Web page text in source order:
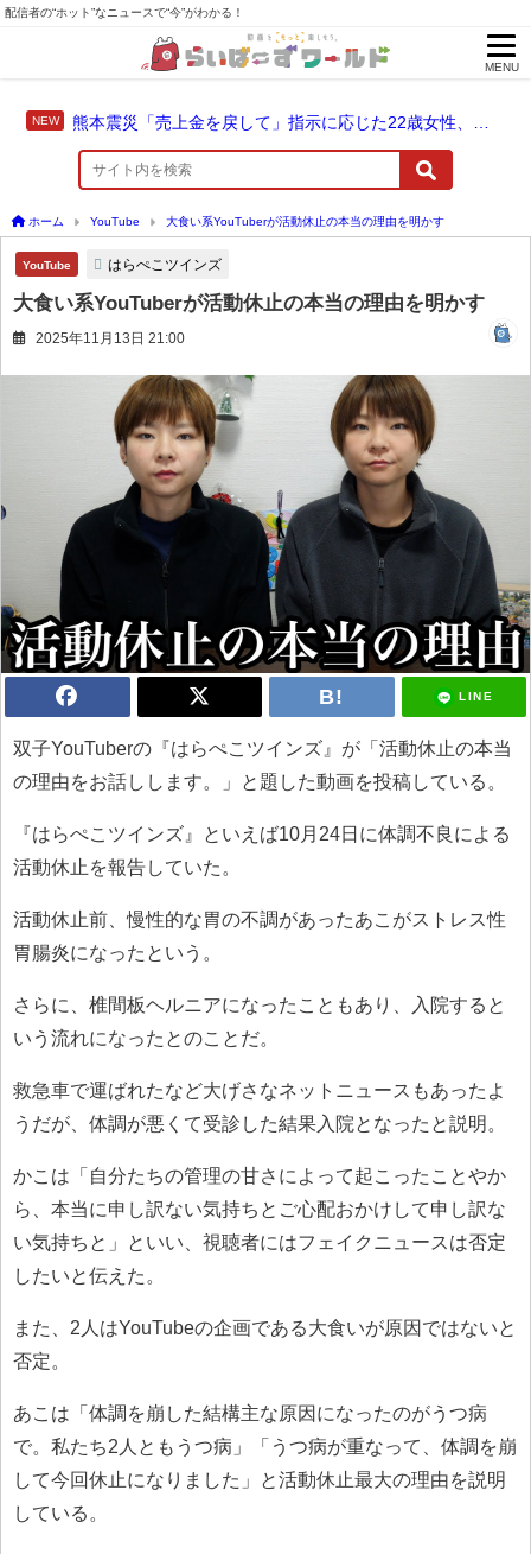
配信者の“ホット”なニュースで“今”がわかる！
MENU
ホーム YouTube 大食い系YouTuberが活動休止の本当の理由を明かす
YouTube はらぺこツインズ
大食い系YouTuberが活動休止の本当の理由を明かす
2025年11月13日 21:00
LINE
双子YouTuberの『はらぺこツインズ』が「活動休止の本当
の理由をお話しします。」と題した動画を投稿している。
『はらぺこツインズ』といえば10月24日に体調不良による
活動休止を報告していた。
活動休止前、慢性的な胃の不調があったあこがストレス性
胃腸炎になったという。
さらに、椎間板ヘルニアになったこともあり、入院すると
いう流れになったとのことだ。
救急車で運ばれたなど大げさなネットニュースもあったよ
うだが、体調が悪くて受診した結果入院となったと説明。
かこは「自分たちの管理の甘さによって起こったことやか
ら、本当に申し訳ない気持ちとご心配おかけして申し訳な
い気持ちと」といい、視聴者にはフェイクニュースは否定
したいと伝えた。
また、2人はYouTubeの企画である大食いが原因ではないと
否定。
あこは「体調を崩した結構主な原因になったのがうつ病
で。私たち2人ともうつ病」「うつ病が重なって、体調を崩
して今回休止になりました」と活動休止最大の理由を説明
している。